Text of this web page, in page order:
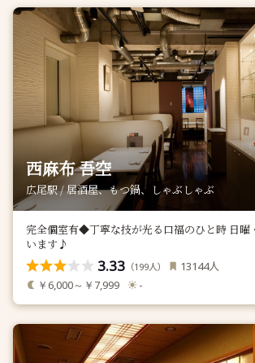
西麻布 吾空
広尾駅 / 居酒屋、もつ鍋、しゃぶしゃぶ
完全個室有◆丁寧な技が光る口福のひと時 日曜
います♪
3.33 （199人） 13144人
￥6,000～￥7,999 -